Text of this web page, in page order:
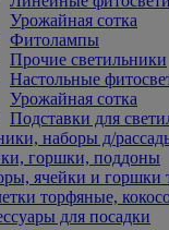
Урожайная сотка
Фитолампы
Прочие светильники
Настольные
Урожайная сотка
Подставки для
наборы д/
горшки, поддоны
ячейки и горшки
торфяные,
для посадки